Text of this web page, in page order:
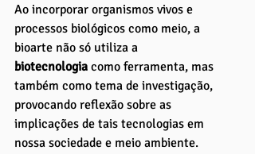
Ao incorporar organismos vivos e
processos biológicos como meio, a
bioarte não só utiliza a
biotecnologia como ferramenta, mas
também como tema de investigação,
provocando reflexão sobre as
implicações de tais tecnologias em
nossa sociedade e meio ambiente.